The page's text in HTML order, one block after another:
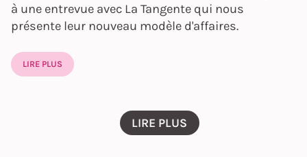
à une entrevue avec La Tangente qui nous
présente leur nouveau modèle d'affaires.
LIRE PLUS
LIRE PLUS